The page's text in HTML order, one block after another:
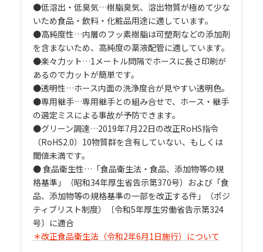
●低溶出・低臭気…樹脂臭気、溶出物質が極めて少な
いため食品・飲料・化粧品用途に適しています。
●高純度性…内層のフッ素樹脂は可塑剤などの添加剤
を含まないため、高純度の薬液配管に適しています。
●楽々力ット…1メートル問隔でホースに長さ印刷が
あるので力ットが簡単です。
●透明性…ホース内面の洗浄度合が見やすい透明色。
●専用継手…専用継手との組み合せで、ホース・継手
の選定ミスによる事故が予防できます。
●グリーン調達…2019年7月22日の改正RoHS指令
（RoHS2.0）10物質群を含有していない、もしくは
閾値未満です。
● 食品衛生性…「食品衛生法・食品、添加物等の規
格基準」（昭和34年厚生省告示第370号）および「食
品、添加物等の規格基準の一部を改正する件」（ポジ
ティブリスト制度）〔令和5年厚生労働省告示第324
号〕に適合
＊改正食品衛生法（令和2年6月1日施行）について